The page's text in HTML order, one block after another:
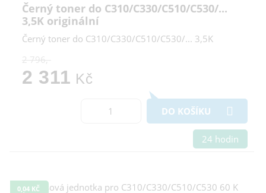
Černý toner do C310/C330/C510/C530/...
3,5K originální
Černý toner do C310/C330/C510/C530/... 3,5K
2 796,-
2 311 Kč
DO KOŠÍKU
24 hodin
0,04 KČ